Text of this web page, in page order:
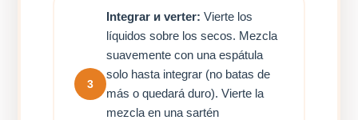
3
Integrar и verter: Vierte los
líquidos sobre los secos. Mezcla
suavemente con una espátula
solo hasta integrar (no batas de
más o quedará duro). Vierte la
mezcla en una sartén